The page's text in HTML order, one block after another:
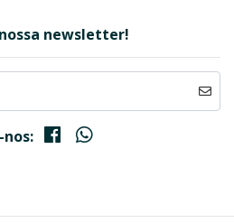
newsletter!
nos: